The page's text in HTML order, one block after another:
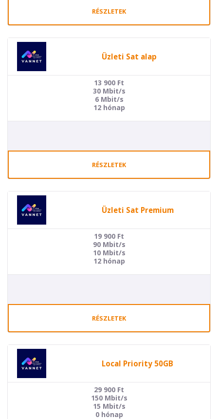
RÉSZLETEK
Üzleti Sat alap
13 900 Ft
30 Mbit/s
6 Mbit/s
12 hónap
RÉSZLETEK
Üzleti Sat Premium
19 900 Ft
90 Mbit/s
10 Mbit/s
12 hónap
RÉSZLETEK
Local Priority 50GB
29 900 Ft
150 Mbit/s
15 Mbit/s
0 hónap